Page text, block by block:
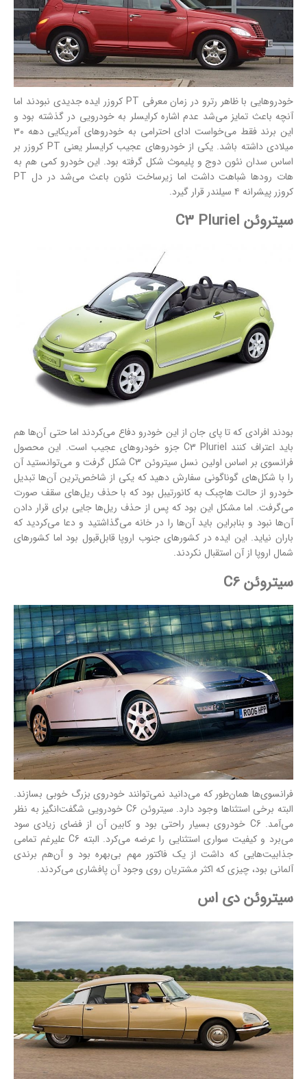
خودروهایی با ظاهر رترو در زمان معرفی PT کروزر ایده جدیدی نبودند اما
آنچه باعث تمایز می‌شد عدم اشاره کرایسلر به خودرویی در گذشته بود و
این برند فقط می‌خواست ادای احترامی به خودروهای آمریکایی دهه ۳۰
میلادی داشته باشد. یکی از خودروهای عجیب کرایسلر یعنی PT کروزر بر
اساس سدان نئون دوج و پلیموث شکل گرفته بود. این خودرو کمی هم به
هات رودها شباهت داشت اما زیرساخت نئون باعث می‌شد در دل PT
کروزر پیشرانه ۴ سیلندر قرار گیرد.
سیتروئن C3 Pluriel
بودند افرادی که تا پای جان از این خودرو دفاع می‌کردند اما حتی آن‌ها هم
باید اعتراف کنند C3 Pluriel جزو خودروهای عجیب است. این محصول
فرانسوی بر اساس اولین نسل سیتروئن C3 شکل گرفت و می‌توانستید آن
را با شکل‌های گوناگونی سفارش دهید که یکی از شاخص‌ترین آن‌ها تبدیل
خودرو از حالت هاچبک به کانورتیبل بود که با حذف ریل‌های سقف صورت
می‌گرفت. اما مشکل این بود که پس از حذف ریل‌ها جایی برای قرار دادن
آن‌ها نبود و بنابراین باید آن‌ها را در خانه می‌گذاشتید و دعا می‌کردید که
باران نیاید. این ایده در کشورهای جنوب اروپا قابل‌قبول بود اما کشورهای
شمال اروپا از آن استقبال نکردند.
سیتروئن C6
فرانسوی‌ها همان‌طور که می‌دانید نمی‌توانند خودروی بزرگ خوبی بسازند.
البته برخی استثناها وجود دارد. سیتروئن C6 خودرویی شگفت‌انگیز به نظر
می‌آمد. C6 خودروی بسیار راحتی بود و کابین آن از فضای زیادی سود
می‌برد و کیفیت سواری استثنایی را عرضه می‌کرد. البته C6 علیرغم تمامی
جذابیت‌هایی که داشت از یک فاکتور مهم بی‌بهره بود و آن‌هم برندی
آلمانی بود، چیزی که اکثر مشتریان روی وجود آن پافشاری می‌کردند.
سیتروئن دی اس